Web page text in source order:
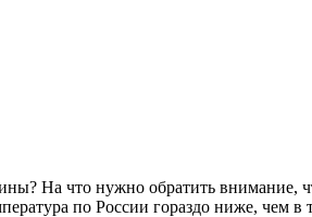
На что нужно обратить
по России гораздо ниже, чем